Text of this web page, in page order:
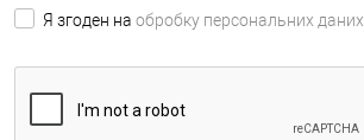
Я згоден на обробку персональних даних.